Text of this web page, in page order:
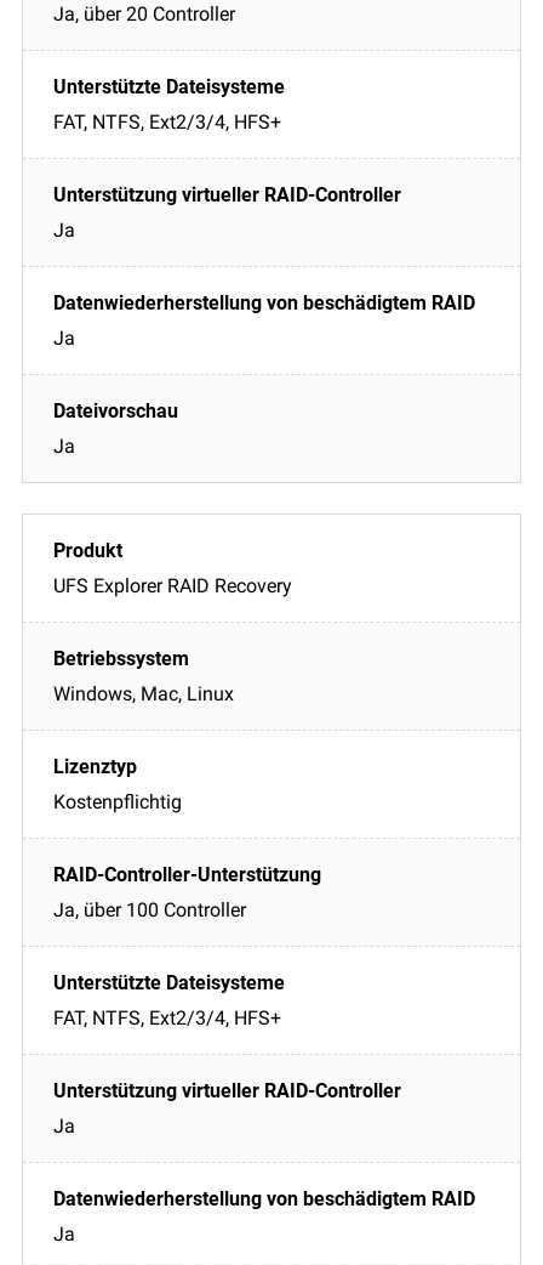
Ja, über 20 Controller
FAT, NTFS, Ext2/3/4, HFS+
Ja
Ja
Ja
UFS Explorer RAID Recovery
Windows, Mac, Linux
Kostenpflichtig
Ja, über 100 Controller
FAT, NTFS, Ext2/3/4, HFS+
Ja
Ja